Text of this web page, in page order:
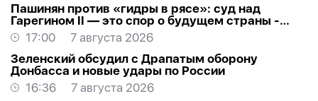
Пашинян против «гидры в рясе»: суд над
Гарегином II — это спор о будущем страны -
МНЕНИЕ
17:00
7 августа 2026
Зеленский обсудил с Драпатым оборону
Донбасса и новые удары по России
16:36
7 августа 2026